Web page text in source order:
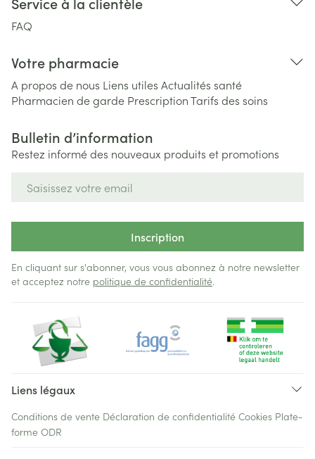
FAQ
Votre pharmacie
A propos de nous Liens utiles Actualités santé
Pharmacien de garde PrescriptionTarifs des soins
Bulletin d’information
Restez informé des nouveaux produits et promotions
Inscription
En cliquant sur s'abonner, vous vous abonnez à notre newsletter
et acceptez notre politique de confidentialité.
Liens légaux
Conditions de vente Déclaration de confidentialité Cookies Plate-
forme ODR